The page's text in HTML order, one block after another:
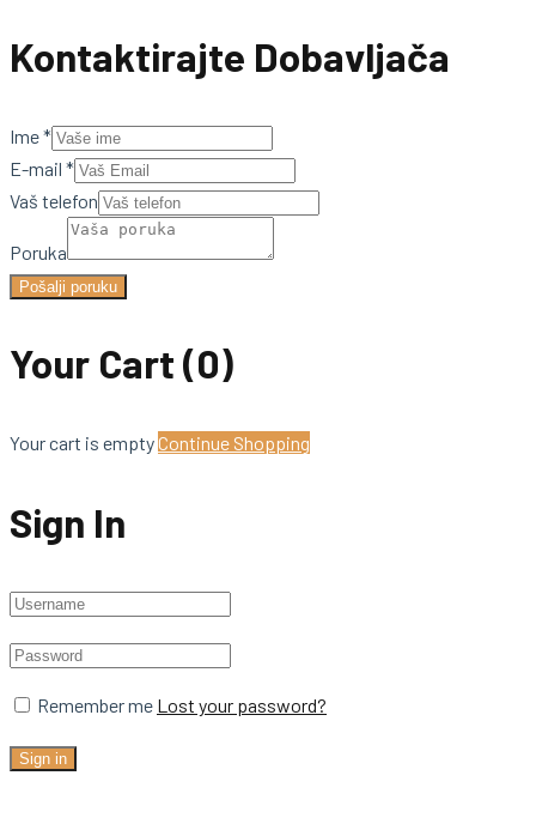
Kontaktirajte Dobavljača
Ime*
E-mail *
Vaš telefon
Poruka
Pošalji poruku
Your Cart (0)
Your cart is emptyContinue Shopping
Sign In
Remember me Lost your password?
Sign in